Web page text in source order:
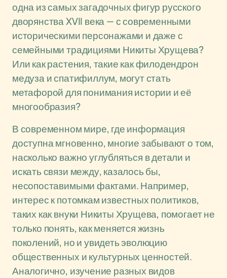
одна из самых загадочных фигур русского
дворянства XVII века — с современными
историческими персонажами и даже с
семейными традициями Никиты Хрущева?
Или как растения, такие как филодендрон
медуза и спатифиллум, могут стать
метафорой для понимания истории и её
многообразия?
В современном мире, где информация
доступна мгновенно, многие забывают о том,
насколько важно углубляться в детали и
искать связи между, казалось бы,
несопоставимыми фактами. Например,
интерес к потомкам известных политиков,
таких как внуки Никиты Хрущева, помогает не
только понять, как меняется жизнь
поколений, но и увидеть эволюцию
общественных и культурных ценностей.
Аналогично, изучение разных видов